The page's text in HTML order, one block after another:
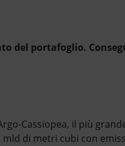
del portafoglio.
Cassiopea, il più
di metri cubi con